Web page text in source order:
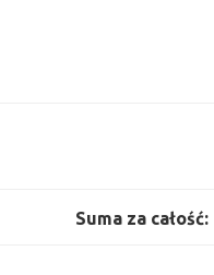
Suma za całość: